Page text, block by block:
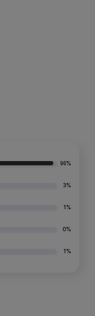
96%
3%
1%
0%
1%